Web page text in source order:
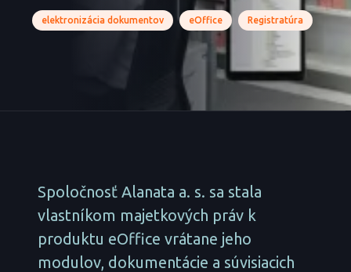
elektronizácia dokumentov eOffice Registratúra
Spoločnosť Alanata a. s. sa stala
vlastníkom majetkových práv k
produktu eOffice vrátane jeho
modulov, dokumentácie a súvisiacich